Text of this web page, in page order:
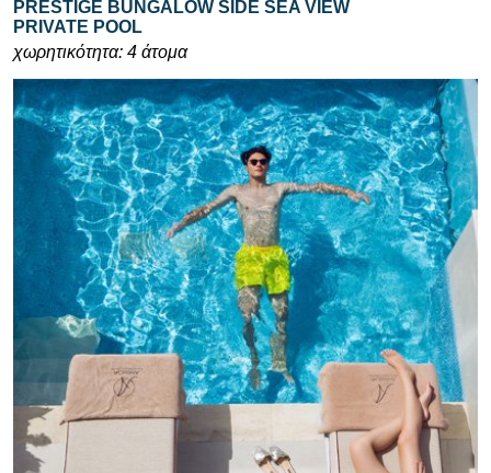
PRESTIGE BUNGALOW SIDE SEA VIEW
PRIVATE POOL
χωρητικότητα: 4 άτομα